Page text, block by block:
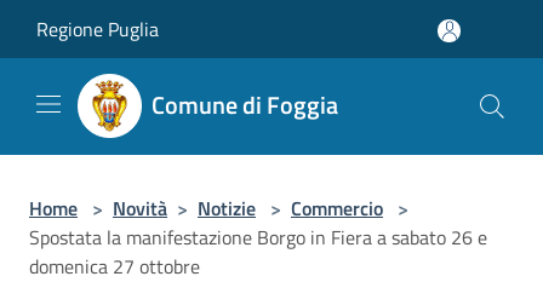
Regione Puglia
Comune di Foggia
Home > Novità > Notizie > Commercio >
Spostata la manifestazione Borgo in Fiera a sabato 26 e
domenica 27 ottobre